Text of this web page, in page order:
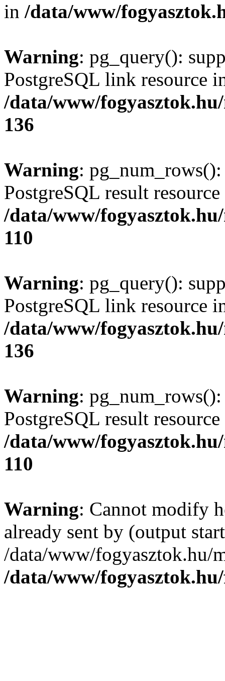
in /data/www/
Warning: pg_query():
PostgreSQL link resource
/data/www/
136
Warning:
PostgreSQL result
/data/www/
110
Warning: pg_query():
PostgreSQL link resource
/data/www/
136
Warning:
PostgreSQL result
/data/www/
110
Warning: Cannot modify
already sent by (output
/data/www/fogyasztok.hu/
/data/www/